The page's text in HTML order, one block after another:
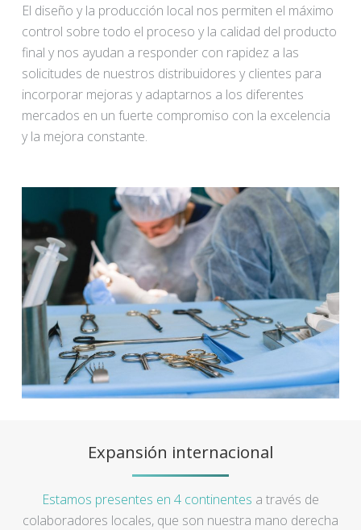
El diseño y la producción local nos permiten el máximo
control sobre todo el proceso y la calidad del producto
final y nos ayudan a responder con rapidez a las
solicitudes de nuestros distribuidores y clientes para
incorporar mejoras y adaptarnos a los diferentes
mercados en un fuerte compromiso con la excelencia
y la mejora constante.
Expansión internacional
Estamos presentes en 4 continentes a través de
colaboradores locales, que son nuestra mano derecha